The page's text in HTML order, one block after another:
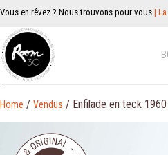
Vous en rêvez ? Nous trouvons pour vous |
Home / Vendus / Enfilade en teck